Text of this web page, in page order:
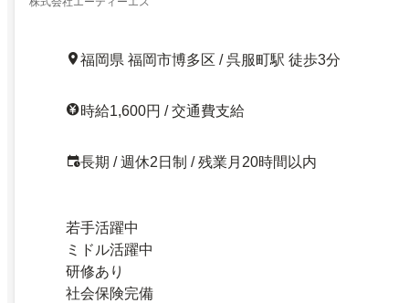
福岡県 福岡市博多区 / 呉服町駅 徒歩3分
時給1,600円 / 交通費支給
長期 / 週休2日制 / 残業月20時間以内
若手活躍中
ミドル活躍中
研修あり
社会保険完備